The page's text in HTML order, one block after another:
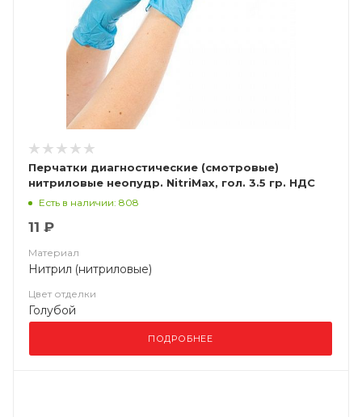
Перчатки диагностические (смотровые)
нитриловые неопудр. NitriMax, гол. 3.5 гр. НДС
(10%)
Есть в наличии: 808
11 ₽
Материал
Нитрил (нитриловые)
Цвет отделки
Голубой
ПОДРОБНЕЕ